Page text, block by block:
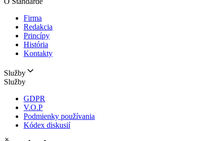
Firma
Redakcia
Princípy
História
Kontakty
Služby
Služby
GDPR
V.O.P
Podmienky používania
Kódex diskusií